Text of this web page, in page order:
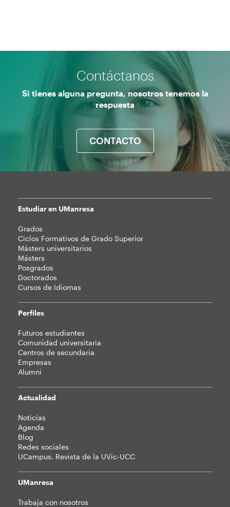
Contáctanos
Si tienes alguna pregunta, nosotros tenemos la
respuesta
CONTACTO
Mapa
web
Estudiar en UManresa
Grados
Ciclos Formativos de Grado Superior
Másters universitarios
Másters
Posgrados
Doctorados
Cursos de Idiomas
Perfiles
Futuros estudiantes
Comunidad universitaria
Centros de secundaria
Empresas
Alumni
Actualidad
Noticias
Agenda
Blog
Redes sociales
UCampus. Revista de la UVic-UCC
UManresa
Trabaja con nosotros